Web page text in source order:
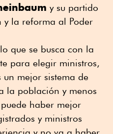
y su partido
y la reforma al Poder
que se busca con la
para elegir ministros,
un mejor sistema de
la población y menos
haber mejor
y ministros